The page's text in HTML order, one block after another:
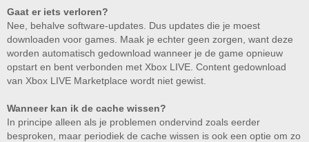
Gaat er iets verloren?
Nee, behalve software-updates. Dus updates die je moest
downloaden voor games. Maak je echter geen zorgen, want deze
worden automatisch gedownload wanneer je de game opnieuw
opstart en bent verbonden met Xbox LIVE. Content gedownload
van Xbox LIVE Marketplace wordt niet gewist.
Wanneer kan ik de cache wissen?
In principe alleen als je problemen ondervind zoals eerder
besproken, maar periodiek de cache wissen is ook een optie om zo